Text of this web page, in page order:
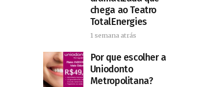
chega ao Teatro
TotalEnergies
1 semana atrás
Por que escolher a
Uniodonto
Metropolitana?